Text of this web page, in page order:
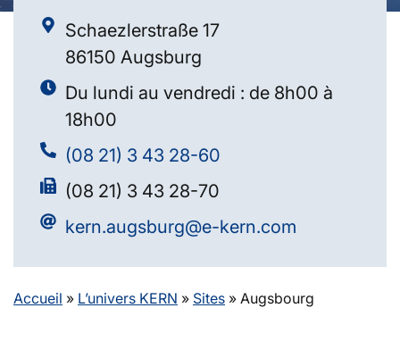
Schaezlerstraße 17
86150 Augsburg
Du lundi au vendredi : de 8h00 à
18h00
(08 21) 3 43 28-60
(08 21) 3 43 28-70
kern.augsburg@e-kern.com
Accueil » L’univers KERN » Sites » Augsbourg